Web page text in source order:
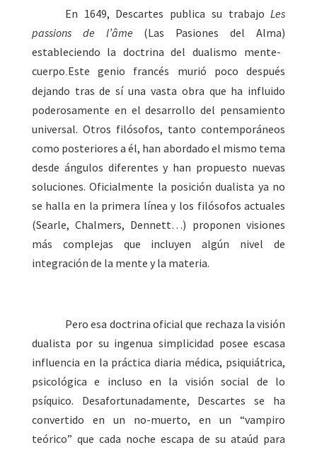
En 1649, Descartes publica su trabajoLes
passions de l’âme (Las Pasiones del Alma)
estableciendo la doctrina del dualismo mente-
cuerpo.Este genio francés murió poco después
dejando tras de sí una vasta obra que ha influido
poderosamente en el desarrollo del pensamiento
universal. Otros filósofos, tanto contemporáneos
como posteriores a él, han abordado el mismo tema
desde ángulos diferentes y han propuesto nuevas
soluciones. Oficialmente la posición dualista ya no
se halla en la primera línea y los filósofos actuales
(Searle, Chalmers, Dennett…) proponen visiones
más complejas que incluyen algún nivel de
integración de la mente y la materia.
Pero esa doctrina oficial que rechaza la visión
dualista por su ingenua simplicidad posee escasa
influencia en la práctica diaria médica, psiquiátrica,
psicológica e incluso en la visión social de lo
psíquico. Desafortunadamente, Descartes se ha
convertido en un no-muerto, en un “vampiro
teórico” que cada noche escapa de su ataúd para